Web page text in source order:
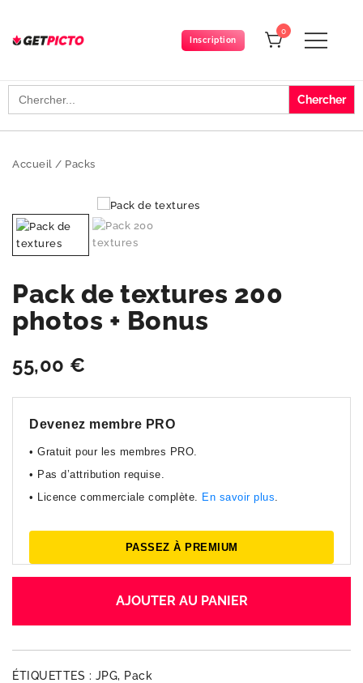
content
Inscription
0
Search
for:
Accueil / Packs
Pack de textures 200
photos + Bonus
55,00 €
Devenez membre PRO
• Gratuit pour les membres PRO.
• Pas d’attribution requise.
• Licence commerciale complète. En savoir plus.
PASSEZ À PREMIUM
AJOUTER AU PANIER
ÉTIQUETTES : JPG, Pack